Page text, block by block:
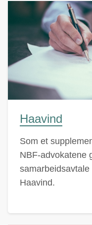
Haavind
Som et
NBF-advokatene
Haavind.